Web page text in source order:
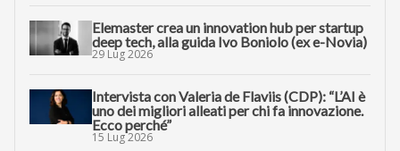
Elemaster crea un innovation hub per startup
deep tech, alla guida Ivo Boniolo (ex e-Novia)
29 Lug 2026
Intervista con Valeria de Flaviis (CDP): “L’AI è
uno dei migliori alleati per chi fa innovazione.
Ecco perché”
15 Lug 2026